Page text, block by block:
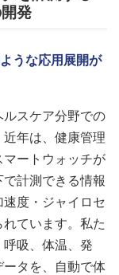
発
うな応用展開が
スケア分野での
年は、健康管理
ートウォッチが
計測できる情報
度・ジャイロセ
ています。私た
吸、体温、発
タを、自動で体